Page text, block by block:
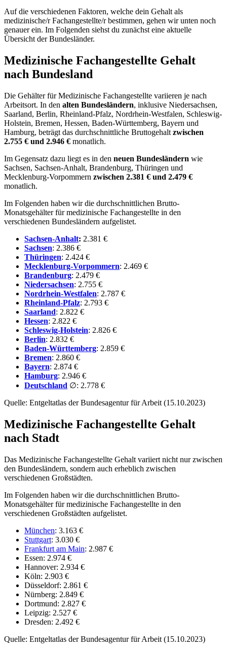
Auf die verschiedenen Faktoren, welche dein Gehalt als
medizinische/r Fachangestellte/r bestimmen, gehen wir unten noch
genauer ein. Im Folgenden siehst du zunächst eine aktuelle
Übersicht der Bundesländer.
Medizinische Fachangestellte Gehalt
nach Bundesland
Die Gehälter für Medizinische Fachangestellte variieren je nach
Arbeitsort. In den alten Bundesländern, inklusive Niedersachsen,
Saarland, Berlin, Rheinland-Pfalz, Nordrhein-Westfalen, Schleswig-
Holstein, Bremen, Hessen, Baden-Württemberg, Bayern und
Hamburg, beträgt das durchschnittliche Bruttogehalt zwischen
2.755 € und 2.946 € monatlich.
Im Gegensatz dazu liegt es in den neuen Bundesländern wie
Sachsen, Sachsen-Anhalt, Brandenburg, Thüringen und
Mecklenburg-Vorpommern zwischen 2.381 € und 2.479 €
monatlich.
Im Folgenden haben wir die durchschnittlichen Brutto-
Monatsgehälter für medizinische Fachangestellte in den
verschiedenen Bundesländern aufgelistet.
Sachsen-Anhalt: 2.381 €
Sachsen: 2.386 €
Thüringen: 2.424 €
Mecklenburg-Vorpommern: 2.469 €
Brandenburg: 2.479 €
Niedersachsen: 2.755 €
Nordrhein-Westfalen: 2.787 €
Rheinland-Pfalz: 2.793 €
Saarland: 2.822 €
Hessen: 2.822 €
Schleswig-Holstein: 2.826 €
Berlin: 2.832 €
Baden-Württemberg: 2.859 €
Bremen: 2.860 €
Bayern: 2.874 €
Hamburg: 2.946 €
Deutschland ∅: 2.778 €
Quelle: Entgeltatlas der Bundesagentur für Arbeit (15.10.2023)
Medizinische Fachangestellte Gehalt
nach Stadt
Das Medizinische Fachangestellte Gehalt variiert nicht nur zwischen
den Bundesländern, sondern auch erheblich zwischen
verschiedenen Großstädten.
Im Folgenden haben wir die durchschnittlichen Brutto-
Monatsgehälter für medizinische Fachangestellte in den
verschiedenen Großstädten aufgelistet.
München: 3.163 €
Stuttgart: 3.030 €
Frankfurt am Main: 2.987 €
Essen: 2.974 €
Hannover: 2.934 €
Köln: 2.903 €
Düsseldorf: 2.861 €
Nürnberg: 2.849 €
Dortmund: 2.827 €
Leipzig: 2.527 €
Dresden: 2.492 €
Quelle: Entgeltatlas der Bundesagentur für Arbeit (15.10.2023)